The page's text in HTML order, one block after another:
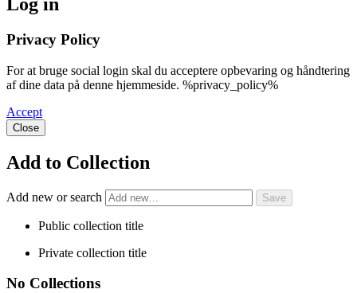
Privacy Policy
For at bruge social login skal du acceptere opbevaring og håndtering
af dine data på denne hjemmeside. %privacy_policy%
Accept
Close
Add to Collection
Add new or search
Public collection title
Private collection title
No Collections